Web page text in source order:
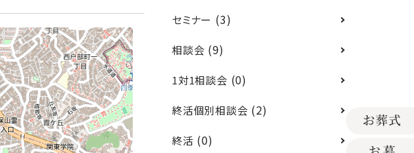
セミナー (3)
相談会 (9)
1対1相談会 (0)
終活個別相談会 (2)
終活 (0)